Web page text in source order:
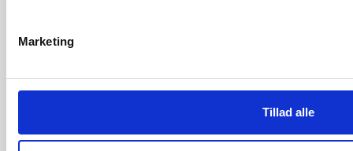
Marketing
Tillad alle
Sikring af virksomhed
Persondata- og cookiepolitik